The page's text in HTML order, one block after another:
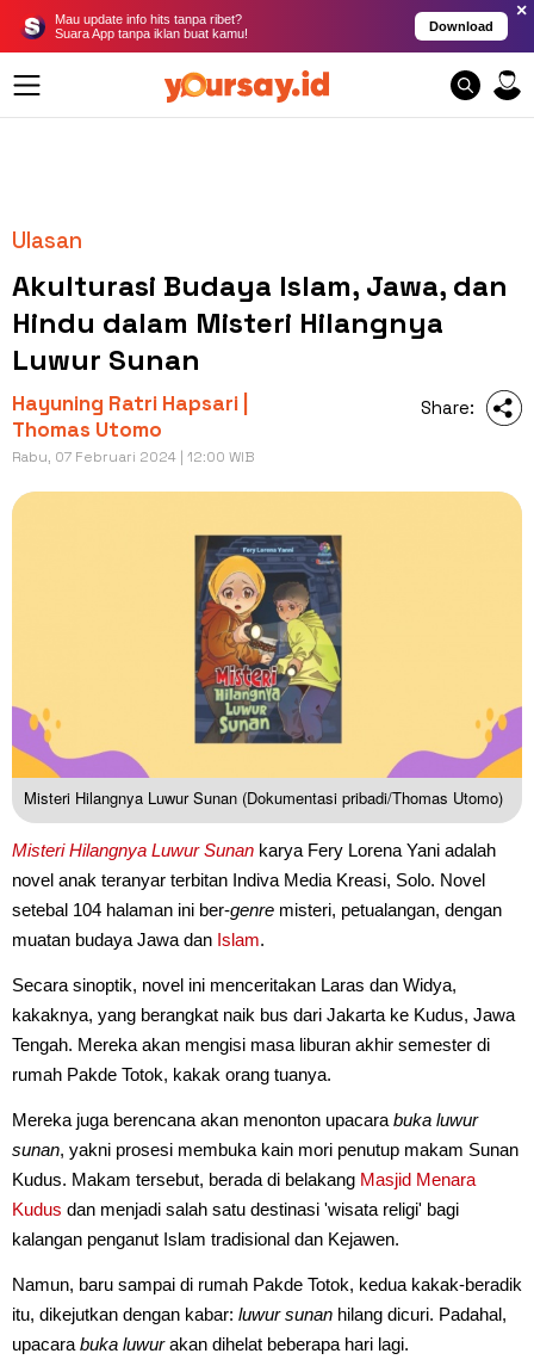
Mau update info hits tanpa ribet?
Suara App tanpa iklan buat kamu!
Download
×
Ulasan
Akulturasi Budaya Islam, Jawa, dan
Hindu dalam Misteri Hilangnya
Luwur Sunan
Hayuning Ratri Hapsari |
Thomas Utomo
Rabu, 07 Februari 2024 | 12:00 WIB
Share:
Misteri Hilangnya Luwur Sunan (Dokumentasi pribadi/Thomas Utomo)
Misteri Hilangnya Luwur Sunan karya Fery Lorena Yani adalah
novel anak teranyar terbitan Indiva Media Kreasi, Solo. Novel
setebal 104 halaman ini ber-genre misteri, petualangan, dengan
muatan budaya Jawa dan Islam.
Secara sinoptik, novel ini menceritakan Laras dan Widya,
kakaknya, yang berangkat naik bus dari Jakarta ke Kudus, Jawa
Tengah. Mereka akan mengisi masa liburan akhir semester di
rumah Pakde Totok, kakak orang tuanya.
Mereka juga berencana akan menonton upacara buka luwur
sunan, yakni prosesi membuka kain mori penutup makam Sunan
Kudus. Makam tersebut, berada di belakang Masjid Menara
Kudus dan menjadi salah satu destinasi 'wisata religi' bagi
kalangan penganut Islam tradisional dan Kejawen.
Namun, baru sampai di rumah Pakde Totok, kedua kakak-beradik
itu, dikejutkan dengan kabar: luwur sunan hilang dicuri. Padahal,
upacara buka luwurakan dihelat beberapa hari lagi.